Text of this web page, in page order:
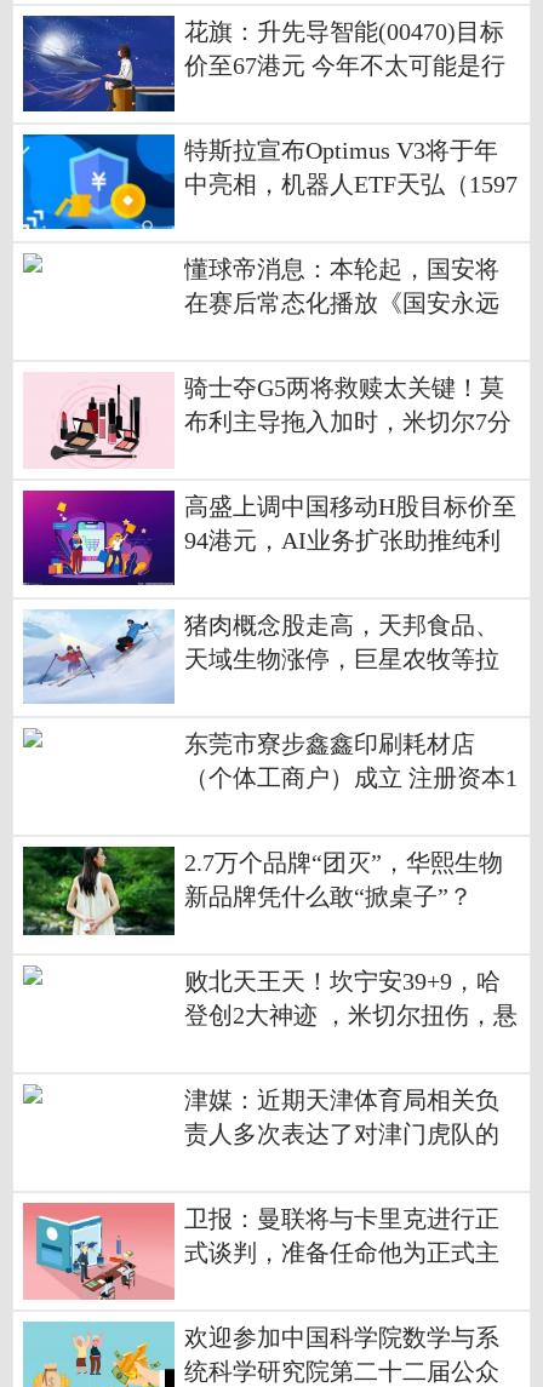
花旗：升先导智能(00470)目标
价至67港元 今年不太可能是行
特斯拉宣布Optimus V3将于年
中亮相，机器人ETF天弘（1597
深市同标的第一，成交额超3亿
元 每日速讯
懂球帝消息：本轮起，国安将
在赛后常态化播放《国安永远
骑士夺G5两将救赎太关键！莫
布利主导拖入加时，米切尔7分
高盛上调中国移动H股目标价至
94港元，AI业务扩张助推纯利
猪肉概念股走高，天邦食品、
天域生物涨停，巨星农牧等拉
东莞市寮步鑫鑫印刷耗材店
（个体工商户）成立 注册资本1
2.7万个品牌“团灭”，华熙生物
新品牌凭什么敢“掀桌子”？
败北天王天！坎宁安39+9，哈
登创2大神迹 ，米切尔扭伤，悬
津媒：近期天津体育局相关负
责人多次表达了对津门虎队的
卫报：曼联将与卡里克进行正
式谈判，准备任命他为正式主
欢迎参加中国科学院数学与系
统科学研究院第二十二届公众